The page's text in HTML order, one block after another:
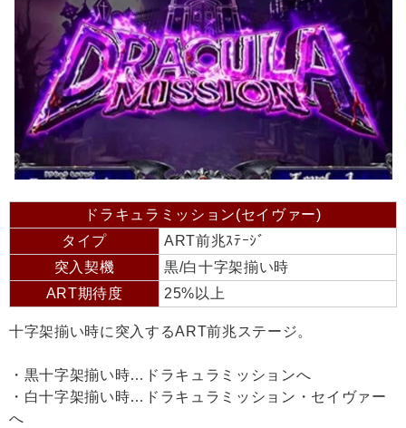
ドラキュラミッション(セイヴァー)
タイプ
ART前兆ｽﾃｰｼﾞ
突入契機
黒/白十字架揃い時
ART期待度
25%以上
十字架揃い時に突入するART前兆ステージ。
・黒十字架揃い時…ドラキュラミッションへ
・白十字架揃い時…ドラキュラミッション・セイヴァー
へ